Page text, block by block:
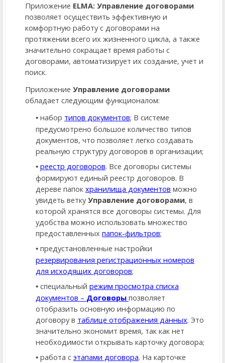
Приложение ELMA: Управление договорами
позволяет осуществить эффективную и
комфортную работу с договорами на
протяжении всего их жизненного цикла, а также
значительно сокращает время работы с
договорами, автоматизирует их создание, учет и
поиск.
Приложение Управление договорами
обладает следующим функционалом:
набор типов документов; В системе
предусмотрено большое количество типов
документов, что позволяет легко создавать
реальную структуру договоров в организации;
реестр договоров. Все договоры системы
формируют единый реестр договоров. В
дереве папок хранилища документов можно
увидеть веткуУправление договорами, в
которой хранятся все договоры системы. Для
удобства можно использовать множество
предоставленных папок-фильтров;
предустановленные настройки
резервирования регистрационных номеров
для исходящих договоров;
специальный режим просмотра списка
документов – Договоры позволяет
отобразить основную информацию по
договору в таблице отображения данных. Это
значительно экономит время, так как нет
необходимости открывать карточку договора;
работа с этапами договора. На карточке